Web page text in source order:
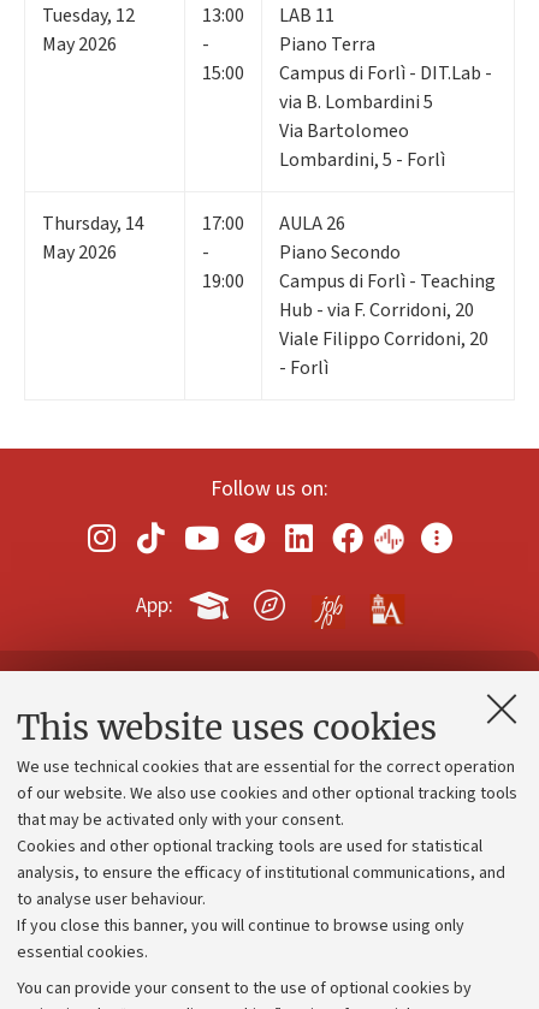
This website uses cookies
We use technical cookies that are essential for the correct operation
of our website. We also use cookies and other optional tracking tools
that may be activated only with your consent.
Cookies and other optional tracking tools are used for statistical
analysis, to ensure the efficacy of institutional communications, and
to analyse user behaviour.
If you close this banner, you will continue to browse using only
essential cookies.
You can provide your consent to the use of optional cookies by
Tuesday, 12
May 2026
13:00
-
15:00
LAB 11
Piano Terra
Campus di Forlì - DIT.Lab -
via B. Lombardini 5
Via Bartolomeo
Lombardini, 5 - Forlì
Thursday, 14
May 2026
17:00
-
19:00
AULA 26
Piano Secondo
Campus di Forlì - Teaching
Hub - via F. Corridoni, 20
Viale Filippo Corridoni, 20
- Forlì
Follow us on:
App:
Contacts and certified e-mail (PEC)
Administrative divisions
Work with us
Alumni community
Strategic plan
University budgets
Calls and competitions